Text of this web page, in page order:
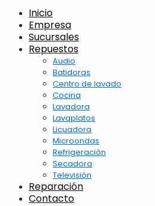
Inicio
Empresa
Sucursales
Repuestos
Audio
Batidoras
Centro de lavado
Cocina
Lavadora
Lavaplatos
Licuadora
Microondas
Refrigeración
Secadora
Televisión
Reparación
Contacto